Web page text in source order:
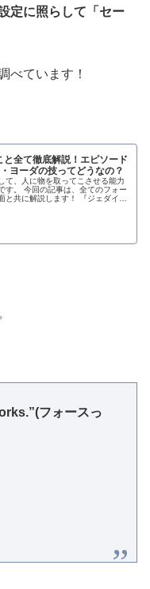
定に照らして「セー
べています！
と全て徹底解説！エピソード
ヨーダの技ってどうなの？
て、人に物を取ってこさせる能力
す。 今回の記事は、全てのフォー
と共に解説します！ 『ジェダイの
(フォースっ